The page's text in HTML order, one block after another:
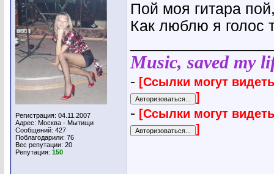
Регистрация: 04.11.2007
Адрес: Москва - Мытищи
Сообщений: 427
Поблагодарили: 76
Вес репутации: 20
Репутация: 150
Пой моя гитара
Как люблю я голос
Music, saved my
- [Ссылки могут
]
- [Ссылки могут
]